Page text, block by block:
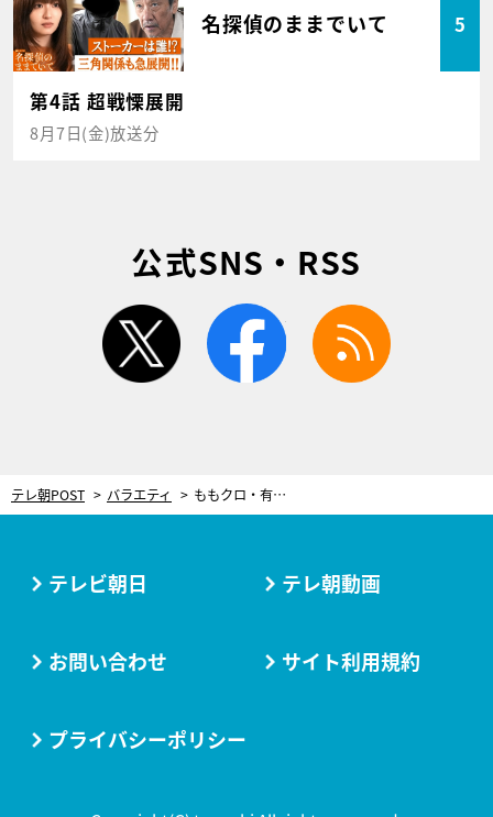
名探偵のままでいて 5
第4話 超戦慄展開
8月7日(金)放送分
公式SNS・RSS
twitter facebook
テレ朝POST バラエティ ももクロ・有安杏果ソロコンサート特集＆こってりパトロールin長野
テレビ朝日 テレ朝動画
お問い合わせ サイト利用規約
プライバシーポリシー